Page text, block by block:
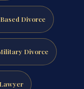
Divorce
Divorce